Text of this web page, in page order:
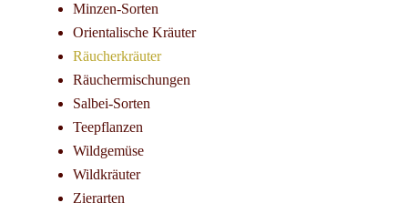
Minzen-Sorten
Orientalische Kräuter
Räucherkräuter
Räuchermischungen
Salbei-Sorten
Teepflanzen
Wildgemüse
Wildkräuter
Zierarten